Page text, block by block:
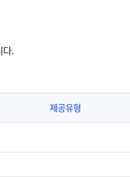
다.
제공유형